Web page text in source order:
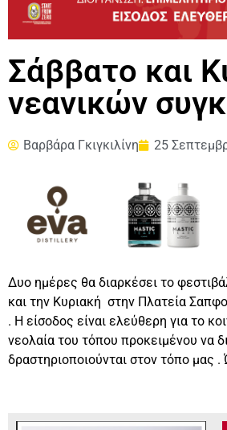
Σάββατο και
νεανικών
Βαρβάρα Γκιγκιλίνη 25
Δυο ημέρες θα διαρκέσει το
και την Κυριακή στην Πλατεία
. Η είσοδος είναι ελεύθερη για το
νεολαία του τόπου προκειμένου να
δραστηριοποιούνται στον τόπο μας